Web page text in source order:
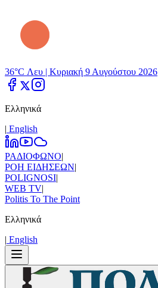
36°C Λευ | Κυριακή 9 Αυγούστου 2026
Ελληνικά
| Εnglish
ΡΑΔΙΟΦΩΝΟ|
ΡΟΗ ΕΙΔΗΣΕΩΝ|
POLIGNOSI|
WEB TV|
Politis To The Point
Ελληνικά
| Εnglish